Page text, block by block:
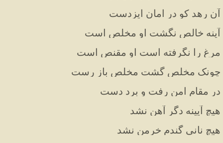
آن رهد کو در امان ایزدست
آینه خالص نگشت او مخلص است
مرغ را نگرفته است او مقنص است
چونک مخلص گشت مخلص باز رست
در مقام امن رفت و برد دست
هیچ آیینه دگر آهن نشد
هیچ نانی گندم خرمن نشد